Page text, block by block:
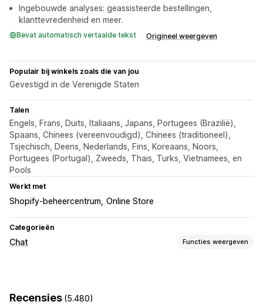
Ingebouwde analyses: geassisteerde bestellingen,
klanttevredenheid en meer.
Bevat automatisch vertaalde tekst Origineel weergeven
Populair bij winkels zoals die van jou
Gevestigd in de Verenigde Staten
Talen
Engels, Frans, Duits, Italiaans, Japans, Portugees (Brazilië),
Spaans, Chinees (vereenvoudigd), Chinees (traditioneel),
Tsjechisch, Deens, Nederlands, Fins, Koreaans, Noors,
Portugees (Portugal), Zweeds, Thais, Turks, Vietnamees, en
Pools
Werkt met
Shopify-beheercentrum Online Store
Categorieën
Chat Functies weergeven
Meerdere talen Pushmeldingen
Recensies (5.480)